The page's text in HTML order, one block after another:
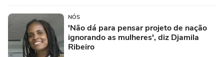
NÓS
'Não dá para pensar projeto de nação
ignorando as mulheres', diz Djamila
Ribeiro